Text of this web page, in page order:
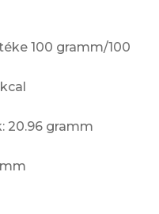
100 gramm/100
20.96 gramm